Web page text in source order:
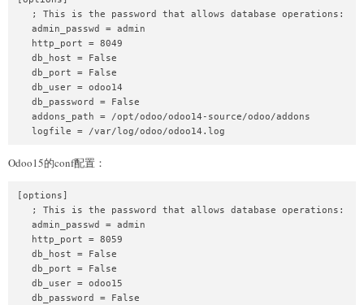
   ; This is the password that allows database operations:
   admin_passwd = admin
   http_port = 8049
   db_host = False
   db_port = False
   db_user = odoo14
   db_password = False
   addons_path = /opt/odoo/odoo14-source/odoo/addons
Odoo15的conf配置：
[options]
   ; This is the password that allows database operations:
   admin_passwd = admin
   http_port = 8059
   db_host = False
   db_port = False
   db_user = odoo15
   db_password = False